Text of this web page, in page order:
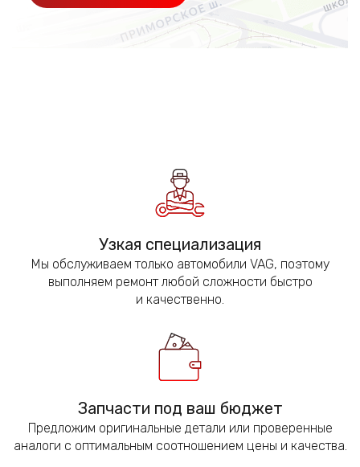
Узкая специализация
Мы обслуживаем только автомобили VAG, поэтому
выполняем ремонт любой сложности быстро
и качественно.
Запчасти под ваш бюджет
Предложим оригинальные детали или проверенные
аналоги с оптимальным соотношением цены и качества.